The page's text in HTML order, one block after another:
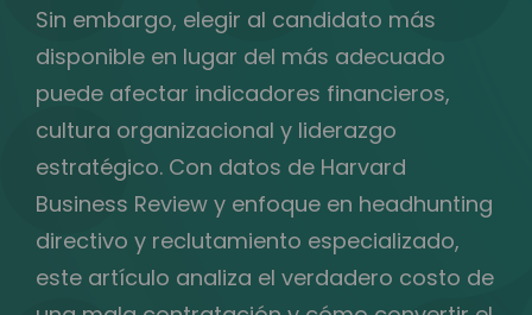
Sin embargo, elegir al candidato más
disponible en lugar del más adecuado
puede afectar indicadores financieros,
cultura organizacional y liderazgo
estratégico. Con datos de Harvard
Business Review y enfoque en headhunting
directivo y reclutamiento especializado,
este artículo analiza el verdadero costo de